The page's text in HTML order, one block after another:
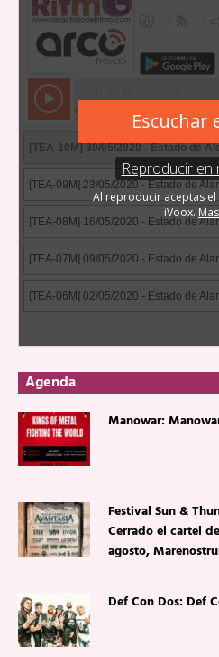
Agenda
Manowar:
Festival Sun &
Cerrado el cartel
agosto,
Def Con Dos: Def